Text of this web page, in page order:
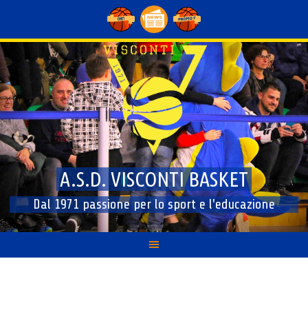
content
A.S.D. VISCONTI BASKET
Dal 1971 passione per lo sport e l'educazione